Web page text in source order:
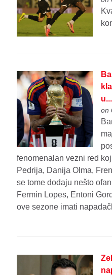
u...
on
fenomenalan vezni red
Pedrija, Danija Olma,
se tome dodaju nešto
Fermin Lopes, Entoni
ove sezone imati